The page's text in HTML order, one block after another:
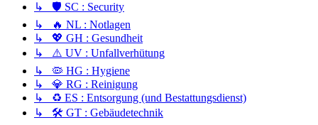
↳ 🛡️ SC : Security
↳ 🔥 NL : Notlagen
↳ 💖 GH : Gesundheit
↳ ⚠️ UV : Unfallverhütung
↳ 🦠 HG : Hygiene
↳ 💎 RG : Reinigung
↳ ♻️ ES : Entsorgung (und Bestattungsdienst)
↳ 🛠️ GT : Gebäudetechnik